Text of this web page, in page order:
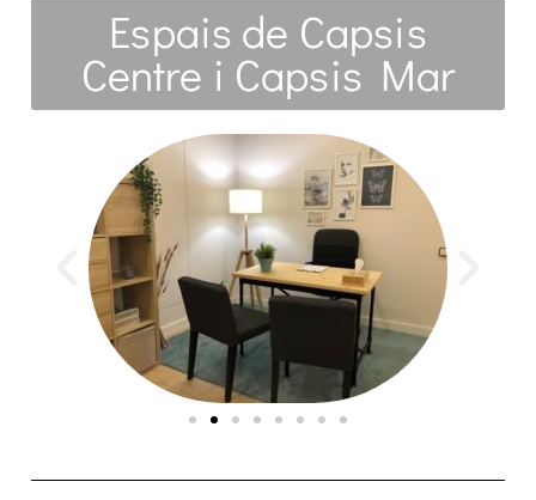
Espais de Capsis
Centre i Capsis Mar